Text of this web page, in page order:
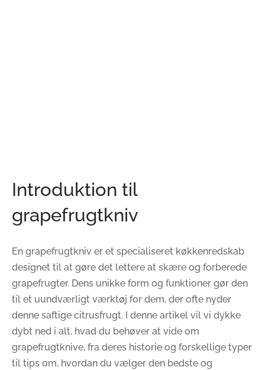
Introduktion til
grapefrugtkniv
En grapefrugtkniv er et specialiseret køkkenredskab
designet til at gøre det lettere at skære og forberede
grapefrugter. Dens unikke form og funktioner gør den
til et uundværligt værktøj for dem, der ofte nyder
denne saftige citrusfrugt. I denne artikel vil vi dykke
dybt ned i alt, hvad du behøver at vide om
grapefrugtknive, fra deres historie og forskellige typer
til tips om, hvordan du vælger den bedste og